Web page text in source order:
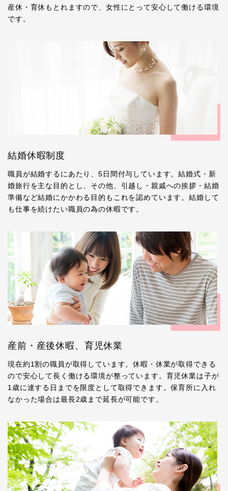
産休・育休もとれますので、女性にとって安心して働ける環境
です。
結婚休暇制度
職員が結婚するにあたり、5日間付与しています。結婚式・新
婚旅行を主な目的とし、その他、引越し・親戚への挨拶・結婚
準備など結婚にかかわる目的もこれを認めています。結婚して
も仕事を続けたい職員の為の休暇です。
産前・産後休暇、育児休業
現在約1割の職員が取得しています。休暇・休業が取得できる
ので安心して長く働ける環境が整っています。育児休業は子が
1歳に達する日までを限度として取得できます。保育所に入れ
なかった場合は最長2歳まで延長が可能です。